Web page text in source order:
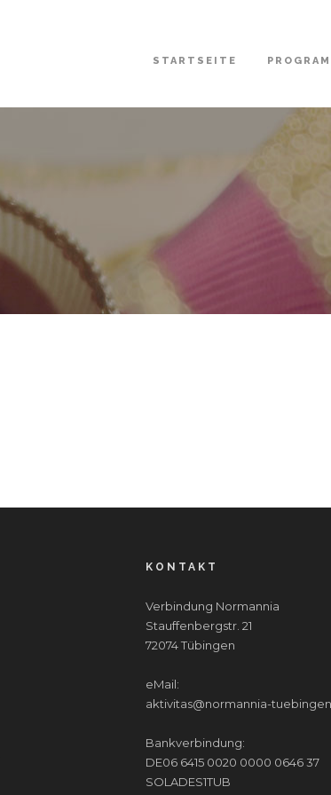
STARTSEITE
KONTAKT
Verbindung Normannia
Stauffenbergstr. 21
72074 Tübingen
eMail:
aktivitas@normannia-
Bankverbindung:
DE06 6415 0020 0000 0646 37
SOLADES1TUB